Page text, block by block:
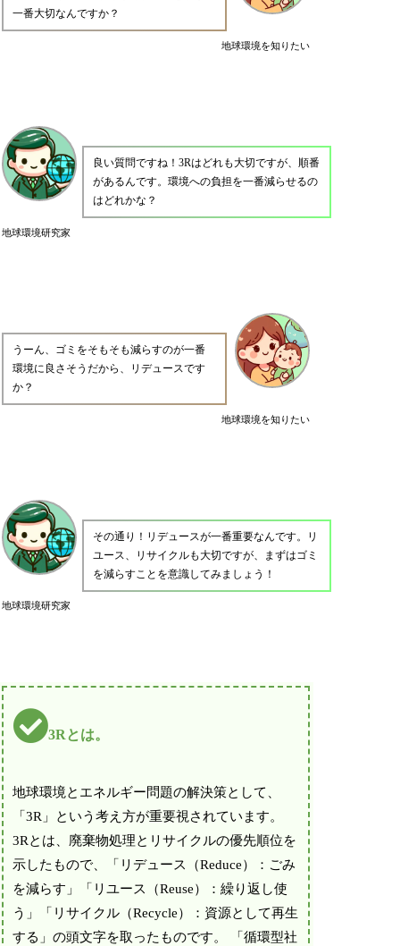
地球環境を知りたい
一番大切なんですか？
地球環境研究家
良い質問ですね！3Rはどれも大切ですが、順番
があるんです。環境への負担を一番減らせるの
はどれかな？
地球環境を知りたい
うーん、ゴミをそもそも減らすのが一番
環境に良さそうだから、リデュースです
か？
地球環境研究家
その通り！リデュースが一番重要なんです。リ
ユース、リサイクルも大切ですが、まずはゴミ
を減らすことを意識してみましょう！
3Rとは。
地球環境とエネルギー問題の解決策として、
「3R」という考え方が重要視されています。
3Rとは、廃棄物処理とリサイクルの優先順位を
示したもので、「リデュース（Reduce）：ごみ
を減らす」「リユース（Reuse）：繰り返し使
う」「リサイクル（Recycle）：資源として再生
する」の頭文字を取ったものです。 「循環型社